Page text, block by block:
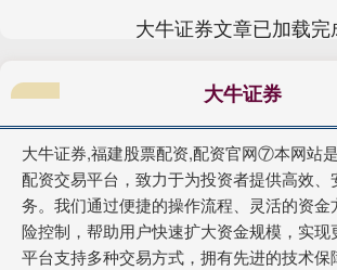
大牛证券文章已加载完
大牛证券
大牛证券,福建股票配资,配资官网⑦本网站
配资交易平台，致力于为投资者提供高效、
务。我们通过便捷的操作流程、灵活的资
险控制，帮助用户快速扩大资金规模，实现
平台支持多种交易方式，拥有先进的技术